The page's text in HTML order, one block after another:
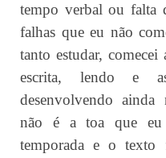
tempo verbal ou falta
falhas que eu não
tanto estudar,
escrita, lendo e
desenvolvendo
não é a toa que eu
temporada e o texto